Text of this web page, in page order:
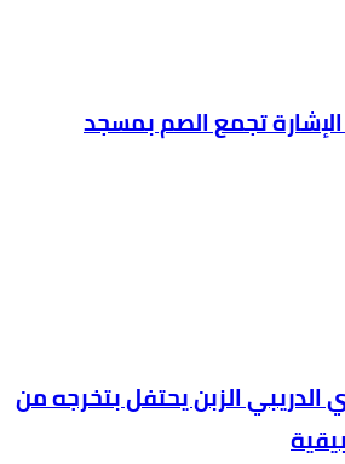
تجمع الصم بمسجد
الزبن يحتفل بتخرجه من